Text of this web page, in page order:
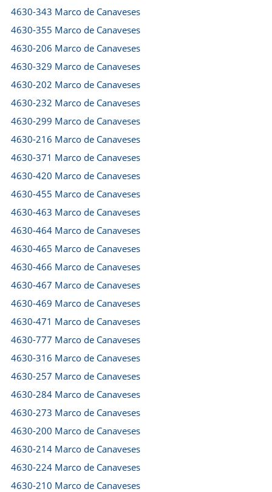
4630-343 Marco de Canaveses
4630-355 Marco de Canaveses
4630-206 Marco de Canaveses
4630-329 Marco de Canaveses
4630-202 Marco de Canaveses
4630-232 Marco de Canaveses
4630-299 Marco de Canaveses
4630-216 Marco de Canaveses
4630-371 Marco de Canaveses
4630-420 Marco de Canaveses
4630-455 Marco de Canaveses
4630-463 Marco de Canaveses
4630-464 Marco de Canaveses
4630-465 Marco de Canaveses
4630-466 Marco de Canaveses
4630-467 Marco de Canaveses
4630-469 Marco de Canaveses
4630-471 Marco de Canaveses
4630-777 Marco de Canaveses
4630-316 Marco de Canaveses
4630-257 Marco de Canaveses
4630-284 Marco de Canaveses
4630-273 Marco de Canaveses
4630-200 Marco de Canaveses
4630-214 Marco de Canaveses
4630-224 Marco de Canaveses
4630-210 Marco de Canaveses